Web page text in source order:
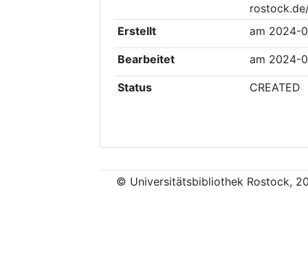
Erstellt
am 2024-
Bearbeitet am 2024-
Status CREATED
© Universitätsbibliothek Rostock,